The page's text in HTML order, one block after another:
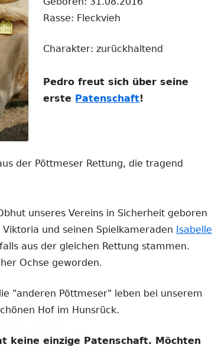
Rasse: Fleckvieh
Charakter: zurückhaltend
Pedro freut sich über seine
erste Patenschaft!
der Pöttmeser Rettung, die tragend
unseres Vereins in Sicherheit geboren
und seinen Spielkameraden Isabelle
aus der gleichen Rettung stammen.
Ochse geworden.
"anderen Pöttmeser" leben bei unserem
Hof im Hunsrück.
keine einzige Patenschaft. Möchten